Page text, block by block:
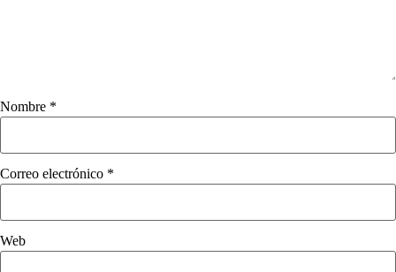
Nombre *
Correo electrónico *
Web